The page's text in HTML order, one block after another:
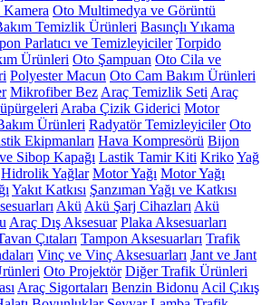
Oto Multimedya ve Görüntü
Temizlik Ürünleri Basınçlı Yıkama
Parlatıcı ve Temizleyiciler Torpido
Ürünleri Oto Şampuan Oto Cila ve
Polyester Macun Oto Cam Bakım Ürünleri
Mikrofiber Bez Araç Temizlik Seti Araç
Araba Çizik Giderici Motor
Ürünleri Radyatör Temizleyiciler Oto
Ekipmanları Hava Kompresörü Bijon
Sibop Kapağı Lastik Tamir Kiti KrikoYağ
Hidrolik Yağlar Motor Yağı Motor Yağı
Yakıt Katkısı Şanzıman Yağı ve Katkısı
Akü Akü Şarj Cihazları Akü
Araç Dış Aksesuar Plaka Aksesuarları
Çıtaları Tampon Aksesuarları Trafik
Vinç ve Vinç Aksesuarları Jant ve Jant
Oto Projektör Diğer Trafik Ürünleri
Araç Sigortaları Benzin Bidonu Acil Çıkış